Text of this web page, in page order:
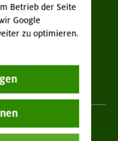
Betrieb der Seite
Google
zu optimieren.